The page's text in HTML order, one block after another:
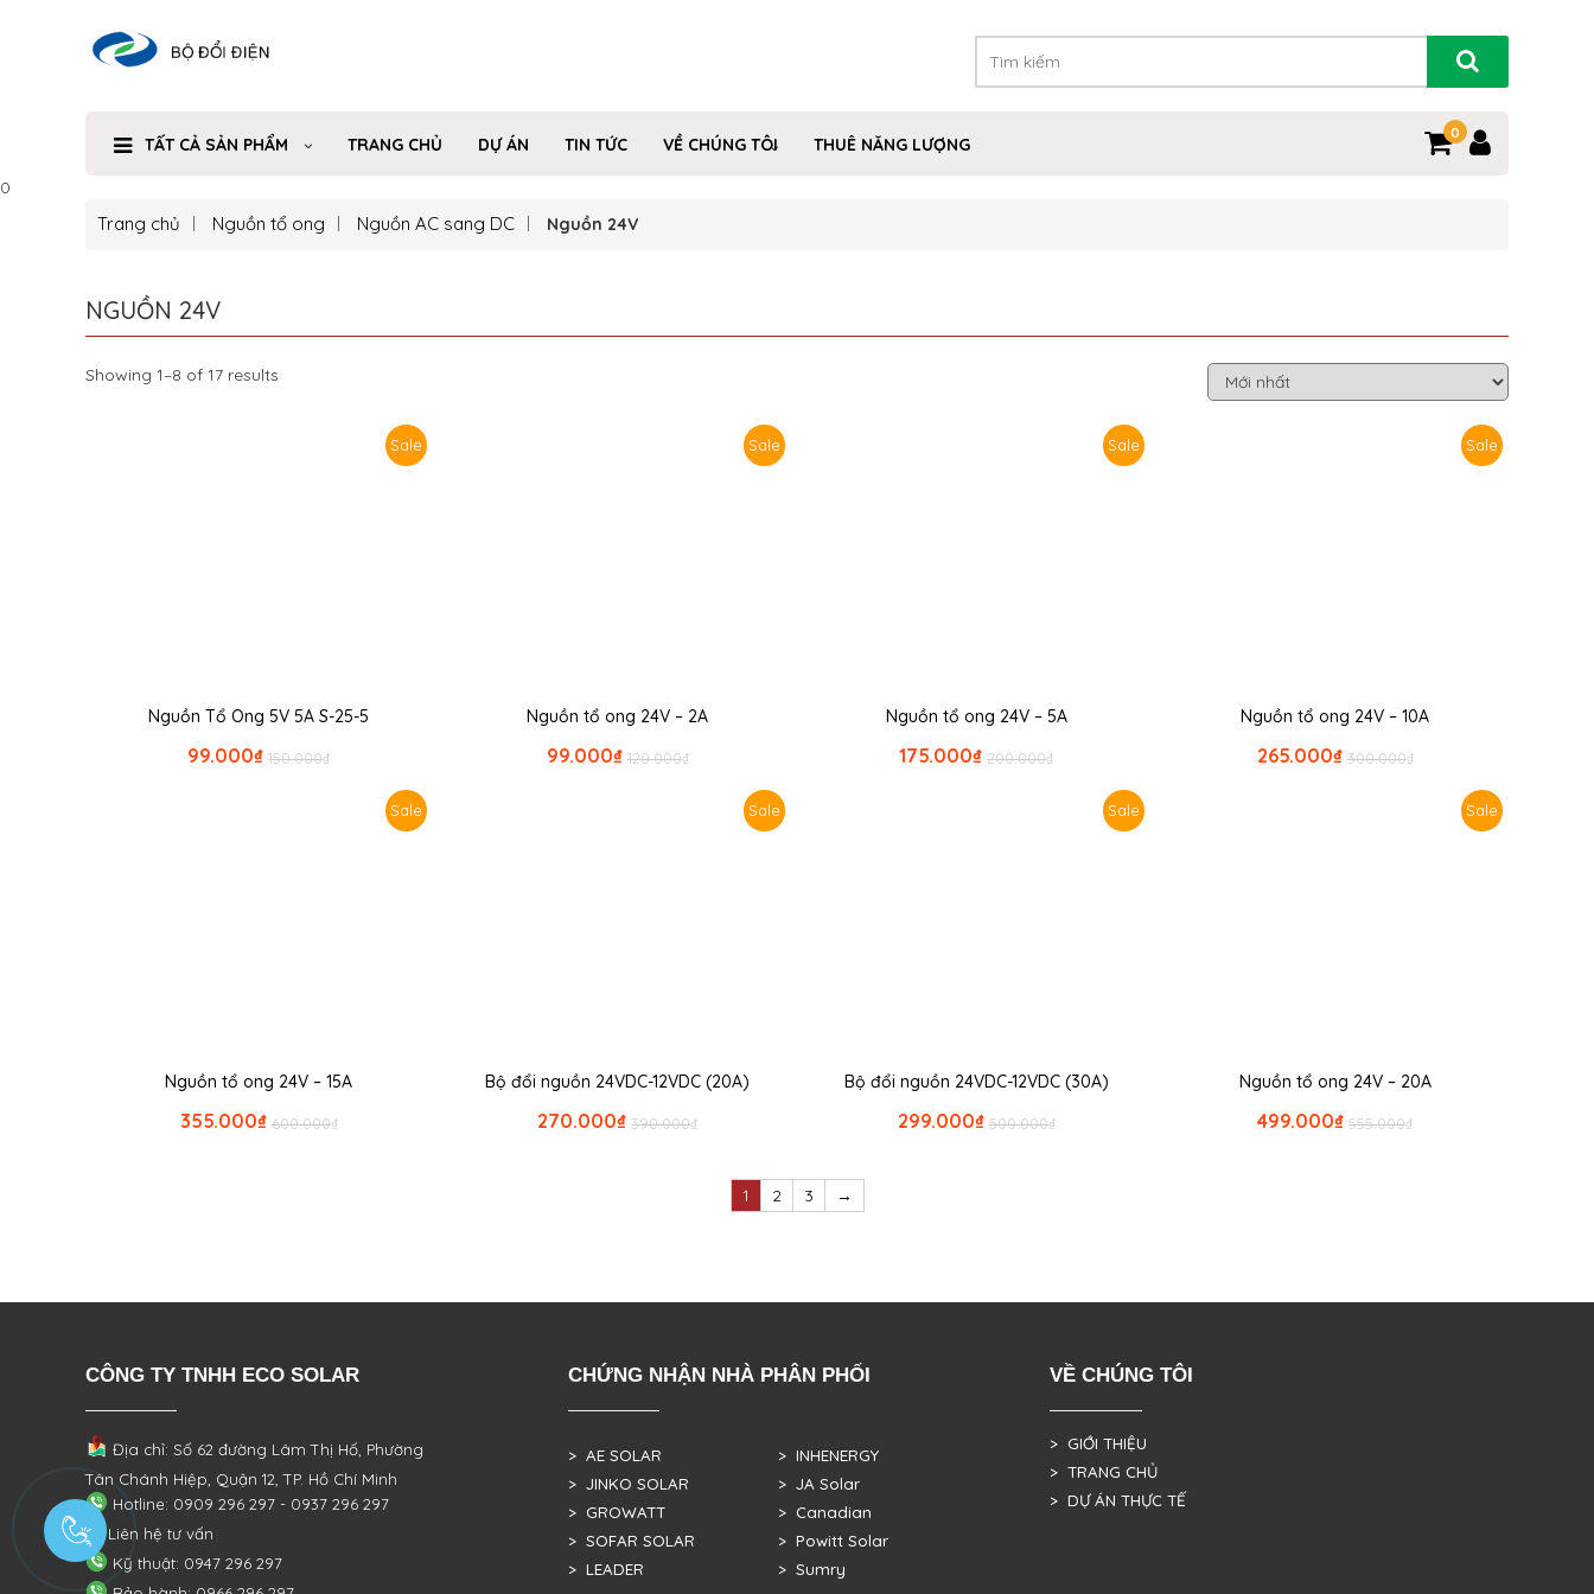
TẤT CẢ SẢN PHẨM TRANG CHỦ DỰ ÁN TIN TỨC VỀ CHÚNG TÔI THUÊ NĂNG LƯỢNG
0
0
Trang chủ Nguồn tổ ong Nguồn AC sang DC Nguồn 24V
NGUỒN 24V
Showing 1–8 of 17 results
Sale
Nguồn Tổ Ong 5V 5A S-25-5
₫
150.000
₫
99.000
Sale
Nguồn tổ ong 24V – 2A
₫
120.000
₫
99.000
Sale
Nguồn tổ ong 24V – 5A
₫
200.000
₫
175.000
Sale
Nguồn tổ ong 24V – 10A
₫
300.000
₫
265.000
Sale
Nguồn tổ ong 24V – 15A
₫
600.000
₫
355.000
Sale
Bộ đổi nguồn 24VDC-12VDC (20A)
₫
390.000
₫
270.000
Sale
Bộ đổi nguồn 24VDC-12VDC (30A)
₫
500.000
₫
299.000
Sale
Nguồn tổ ong 24V – 20A
₫
555.000
₫
499.000
1 2 3 →
CÔNG TY TNHH ECO SOLAR
Địa chỉ: Số 62 đường Lâm Thị Hố, Phường
Tân Chánh Hiệp, Quận 12, TP. Hồ Chí Minh
Hotline: 0909 296 297 - 0937 296 297
Liên hệ tư vấn
Kỹ thuật: 0947 296 297
CHỨNG NHẬN NHÀ PHÂN PHỐI
> AE SOLAR
> JINKO SOLAR
> GROWATT
> SOFAR SOLAR
> LEADER
> INHENERGY
> JA Solar
> Canadian
> Powitt Solar
> Sumry
VỀ CHÚNG TÔI
> GIỚI THIỆU
> TRANG CHỦ
> DỰ ÁN THỰC TẾ